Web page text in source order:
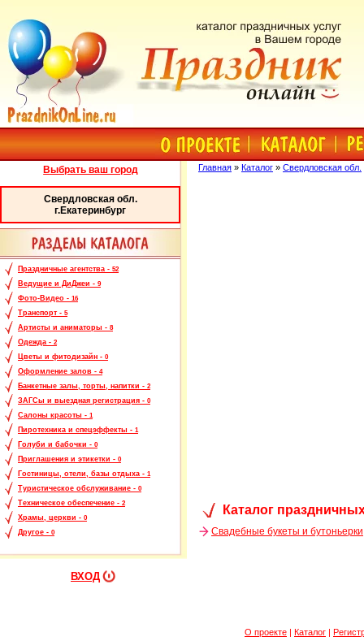
Выбрать ваш город
Свердловская обл.
г.Екатеринбург
Праздничные агентства - 52
Ведущие и ДиДжеи - 9
Фото-Видео - 16
Транспорт - 5
Артисты и аниматоры - 8
Одежда - 2
Цветы и фитодизайн - 0
Оформление залов - 4
Банкетные залы, торты, напитки - 2
ЗАГСы и выездная регистрация - 0
Салоны красоты - 1
Пиротехника и спецэффекты - 1
Голуби и бабочки - 0
Приглашения и этикетки - 0
Гостиницы, отели, базы отдыха - 1
Туристическое обслуживание - 0
Техническое обеспечение - 2
Храмы, церкви - 0
Другое - 0
ВХОД
Главная » Каталог » Свердловская обл.
Каталог
Свадебные букеты и бутоньерки
О проекте Каталог